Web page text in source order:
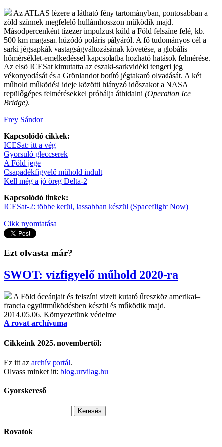
Az ATLAS lézere a látható fény tartományban, pontosabban a
zöld színnek megfelelő hullámhosszon működik majd.
Másodpercenként tízezer impulzust küld a Föld felszíne felé, kb.
500 km magasan húzódó poláris pályáról. A fő tudományos cél a
sarki jégsapkák vastagságváltozásának követése, a globális
hőmérséklet-emelkedéssel kapcsolatba hozható hatások felmérése.
Az első ICESat kimutatta az északi-sarkvidéki tengeri jég
vékonyodását és a Grönlandot borító jégtakaró olvadását. A két
műhold működési ideje közötti hiányzó időszakot a NASA
repülőgépes felmérésekkel próbálja áthidalni (Operation Ice
Bridge).
Frey Sándor
Kapcsolódó cikkek:
ICESat: itt a vég
Gyorsuló gleccserek
A Föld jege
Csapadékfigyelő műhold indult
Kell még a jó öreg Delta-2
Kapcsolódó linkek:
ICESat-2: többe kerül, lassabban készül (Spaceflight Now)
Cikk nyomtatása
Ezt olvasta már?
SWOT: vízfigyelő műhold 2020-ra
A Föld óceánjait és felszíni vizeit kutató űreszköz amerikai–
francia együttműködésben készül és működik majd.
2014.05.06. Környezetünk védelme
A rovat archívuma
Cikkeink 2025. novembertől:
Ez itt az archív portál.
Olvass minket itt: blog.urvilag.hu
Gyorskereső
Rovatok